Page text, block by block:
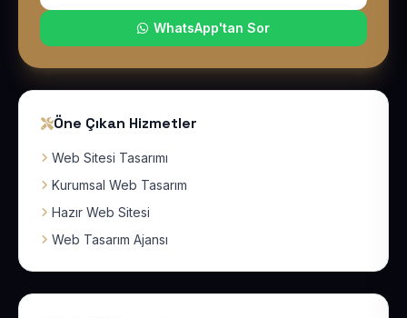
WhatsApp'tan Sor
Öne Çıkan Hizmetler
Web Sitesi Tasarımı
Kurumsal Web Tasarım
Hazır Web Sitesi
Web Tasarım Ajansı